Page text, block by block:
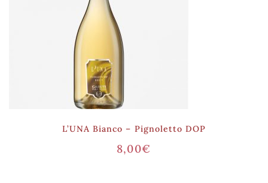
L’UNA Bianco – Pignoletto DOP
8,00€